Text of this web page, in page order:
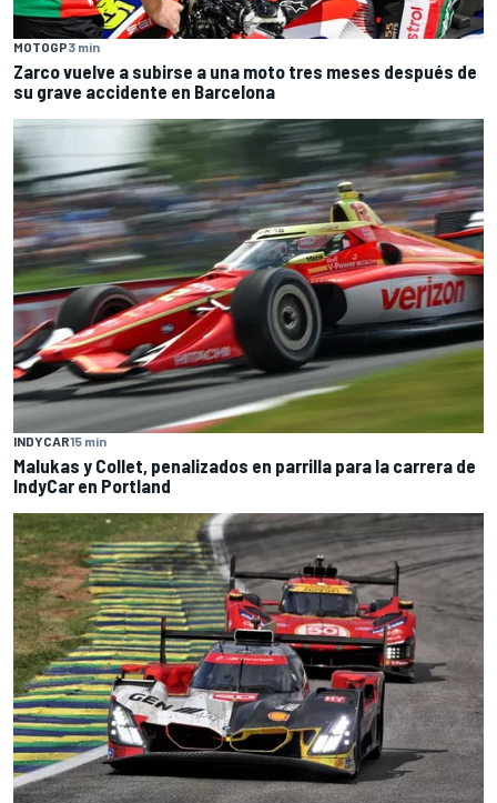
MOTOGP3 min
Zarco vuelve a subirse a una moto tres meses después de
su grave accidente en Barcelona
INDYCAR15 min
Malukas y Collet, penalizados en parrilla para la carrera de
IndyCar en Portland